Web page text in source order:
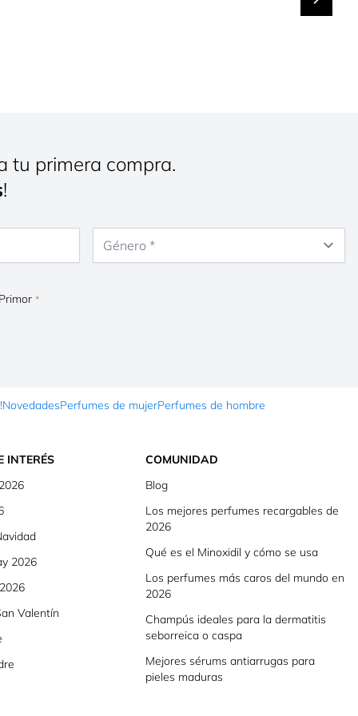
tu primera compra.
!
NovedadesPerfumes de mujerPerfumes de hombre
INTERÉS
2026
Valentín
COMUNIDAD
Blog
Los mejores perfumes recargables de
2026
Qué es el Minoxidil y cómo se usa
Los perfumes más caros del mundo en
2026
Champús ideales para la dermatitis
seborreica o caspa
Mejores sérums antiarrugas para
pieles maduras